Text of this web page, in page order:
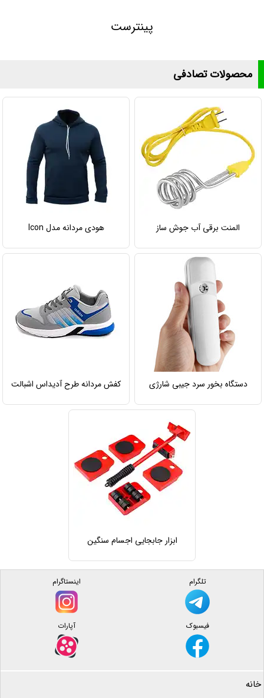
پینترست
محصولات تصادفی
المنت برقی آب جوش ساز هودی مردانه مدل Icon
دستگاه بخور سرد جیبی شارژی کفش مردانه طرح آدیداس اشبالت
ابزار جابجایی اجسام سنگین
تلگرام اینستاگرام
فیسبوک آپارات
خانه